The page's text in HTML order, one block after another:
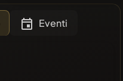
Eventi